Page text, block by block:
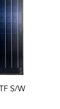
S/W